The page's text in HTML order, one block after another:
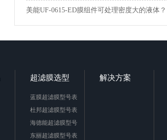
美能UF-0615-ED膜组件可处理密度大的液体？
超滤膜选型
蓝膜超滤膜型号表
杜邦超滤膜型号表
海德能超滤膜型号
东丽超滤膜型号表
解决方案